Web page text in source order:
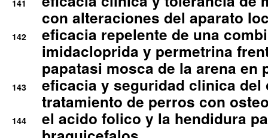
141
con alteraciones del aparato
142
eficacia repelente de una
imidacloprida y permetrina
papatasi mosca de la arena en
143
eficacia y seguridad clinica del
tratamiento de perros con
144
el acido folico y la hendidura